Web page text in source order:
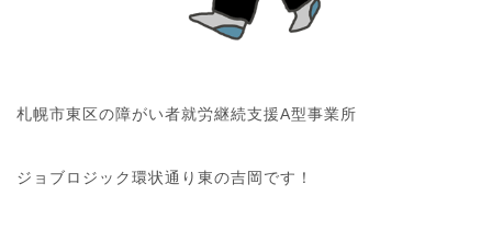
札幌市東区の障がい者就労継続支援A型事業所
ジョブロジック環状通り東の吉岡です！